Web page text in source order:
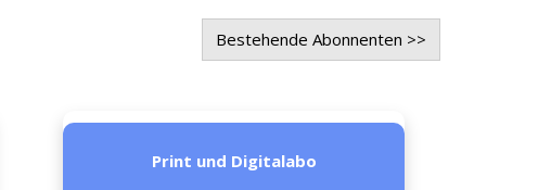
Bestehende Abonnenten >>
Print und Digitalabo